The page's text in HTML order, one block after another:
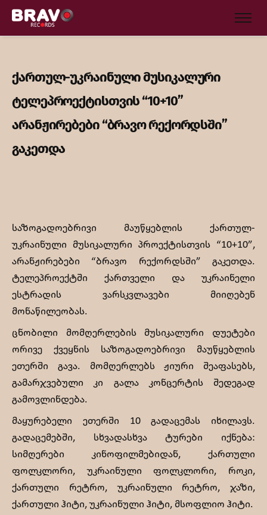
ქართულ-უკრაინული მუსიკალური
ტელეპროექტისთვის “10+10”
არანჟირებები “ბრავო რექორდსში”
გაკეთდა
საზოგადოებრივი მაუწყებლის ქართულ-
უკრაინული მუსიკალური პროექტისთვის “10+10”,
არანჟირებები “ბრავო რექორდსში” გაკეთდა.
ტელეპროექტში ქართველი და უკრაინელი
ესტრადის ვარსკვლავები მიიღებენ
მონაწილეობას.
ცნობილი მომღერლების მუსიკალური დუეტები
ორივე ქვეყნის საზოგადოებრივი მაუწყებლის
ეთერში გავა. მომღერლებს ჟიური შეაფასებს,
გამარჯვებული კი გალა კონცერტის შედეგად
გამოვლინდება.
მაყურებელი ეთერში 10 გადაცემას იხილავს.
გადაცემებში, სხვადასხვა ტურები იქნება:
სიმღერები კინოფილმებიდან, ქართული
ფოლკლორი, უკრაინული ფოლკლორი, როკი,
ქართული რეტრო, უკრაინული რეტრო, ჯაზი,
ქართული ჰიტი, უკრაინული ჰიტი, მსოფლიო ჰიტი.